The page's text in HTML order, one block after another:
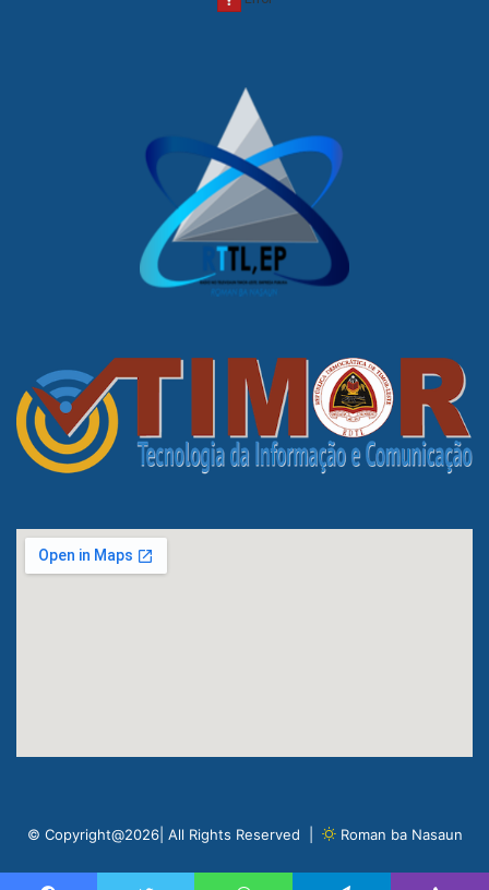
© Copyright@2026| All Rights Reserved | Roman ba Nasaun